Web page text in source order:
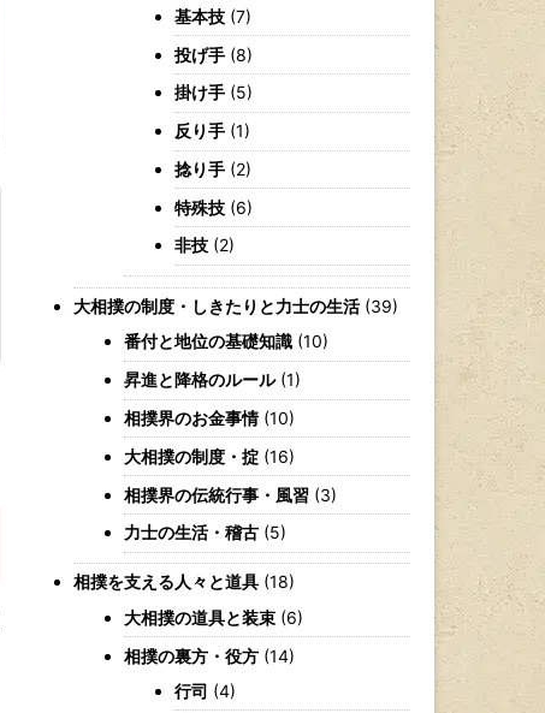
基本技 (7)
投げ手 (8)
掛け手 (5)
反り手 (1)
捻り手 (2)
特殊技 (6)
非技 (2)
大相撲の制度・しきたりと力士の生活 (39)
番付と地位の基礎知識 (10)
昇進と降格のルール(1)
相撲界のお金事情(10)
大相撲の制度・掟 (16)
相撲界の伝統行事・風習 (3)
力士の生活・稽古 (5)
相撲を支える人々と道具 (18)
大相撲の道具と装束 (6)
相撲の裏方・役方 (14)
行司 (4)